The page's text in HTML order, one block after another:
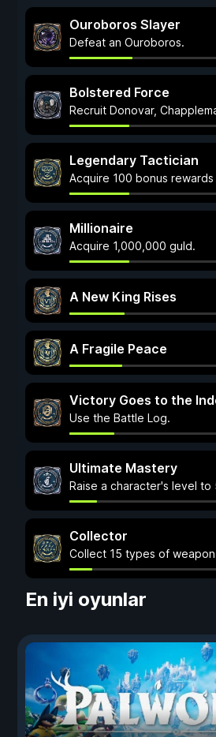
Ouroboros Slayer
Defeat an Ouroboros.
Bolstered Force
Recruit Donovar,
Legendary Tactician
Acquire 100 bonus rewards
Millionaire
Acquire 1,000,000 guld.
A New King Rises
A Fragile Peace
Victory Goes to the
Use the Battle Log.
Ultimate Mastery
Raise a character's level to
Collector
Collect 15 types of
En iyi oyunlar